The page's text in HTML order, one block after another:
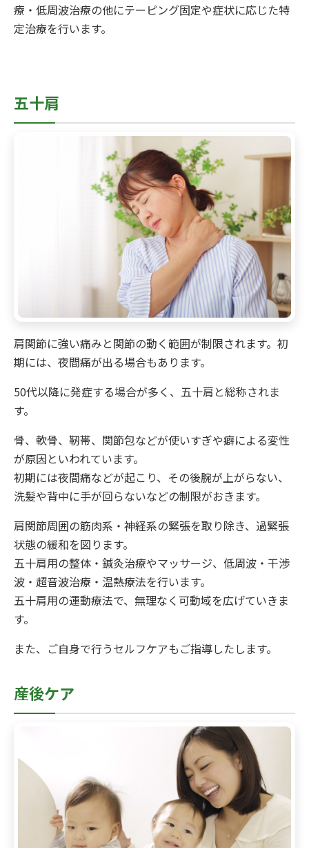
療・低周波治療の他にテーピング固定や症状に応じた特
定治療を行います。
五十肩
肩関節に強い痛みと関節の動く範囲が制限されます。初
期には、夜間痛が出る場合もあります。
50代以降に発症する場合が多く、五十肩と総称されま
す。
骨、軟骨、靭帯、関節包などが使いすぎや癖による変性
が原因といわれています。
初期には夜間痛などが起こり、その後腕が上がらない、
洗髪や背中に手が回らないなどの制限がおきます。
肩関節周囲の筋肉系・神経系の緊張を取り除き、過緊張
状態の緩和を図ります。
五十肩用の整体・鍼灸治療やマッサージ、低周波・干渉
波・超音波治療・温熱療法を行います。
五十肩用の運動療法で、無理なく可動域を広げていきま
す。
また、ご自身で行うセルフケアもご指導したします。
産後ケア